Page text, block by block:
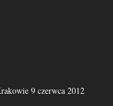
9 czerwca 2012